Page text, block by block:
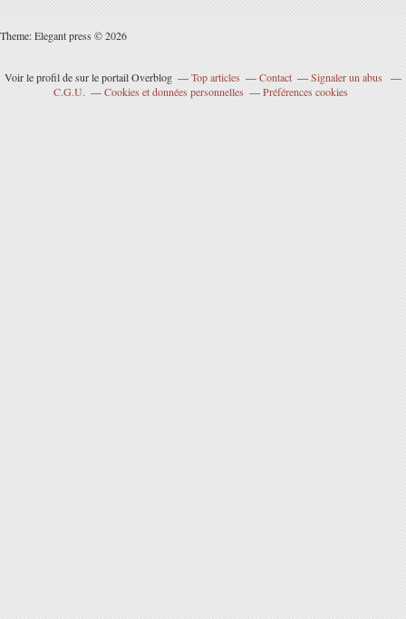
Theme: Elegant press © 2026
Voir le profil desur le portail Overblog Top articles Contact
Signaler un abus
C.G.U.
Cookies et données personnelles Préférences cookies